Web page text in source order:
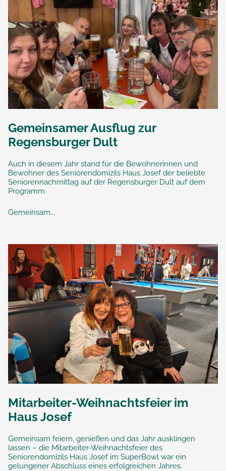
Gemeinsamer Ausflug zur
Regensburger Dult
Auch in diesem Jahr stand für die Bewohnerinnen und
Bewohner des Seniorendomizils Haus Josef der beliebte
Seniorennachmittag auf der Regensburger Dult auf dem
Programm.
Gemeinsam...
Mitarbeiter-Weihnachtsfeier im
Haus Josef
Gemeinsam feiern, genießen und das Jahr ausklingen
lassen – die Mitarbeiter-Weihnachtsfeier des
Seniorendomizils Haus Josef im SuperBowl war ein
gelungener Abschluss eines erfolgreichen Jahres.